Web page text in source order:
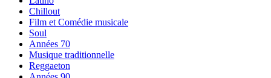
Chillout
Film et Comédie musicale
Soul
Années 70
Musique traditionnelle
Reggaeton